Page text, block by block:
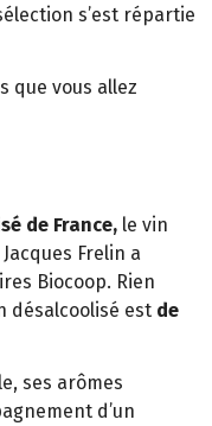
s’est répartie
que vous allez
de France, le vin
Frelin a
Biocoop. Rien
désalcoolisé est de
ses arômes
d’un